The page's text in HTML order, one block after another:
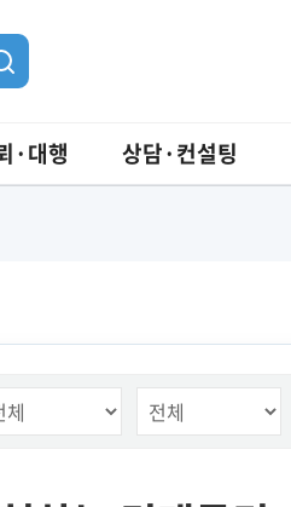
·대행 상담·컨설팅